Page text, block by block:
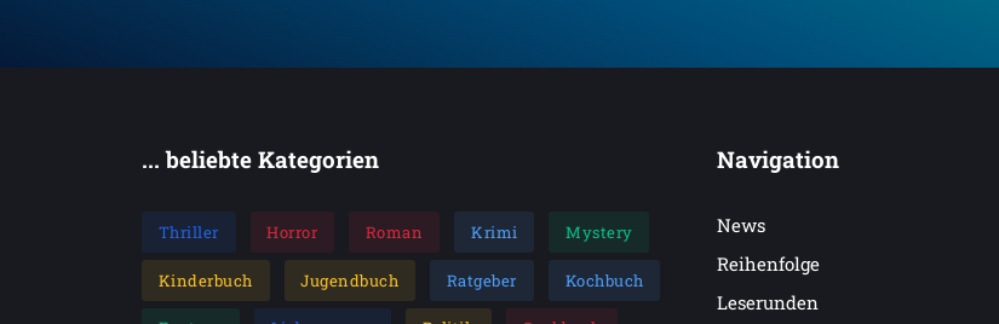
... beliebte Kategorien
Thriller Horror Roman Krimi Mystery
Kinderbuch Jugendbuch Ratgeber Kochbuch
Navigation
News
Reihenfolge
Leserunden